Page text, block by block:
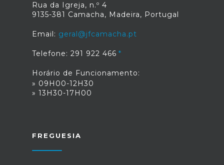
Rua da Igreja, n.º 4
9135-381 Camacha, Madeira, Portugal
Email: geral@jfcamacha.pt
Telefone: 291 922 466
Horário de Funcionamento:
» 09H00-12H30
» 13H30-17H00
FREGUESIA